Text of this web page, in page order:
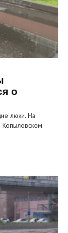
о
люки. На
Копыловском